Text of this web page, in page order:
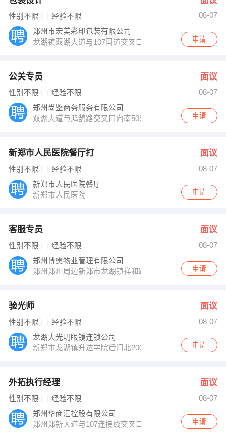
性别不限 经验不限
08-07
郑州市宏美彩印包装有限公司
龙湖镇双湖大道与107国道交叉口
申请
公关专员 面议
性别不限 经验不限
08-07
郑州尚鉴商务服务有限公司
双湖大道与鸿鹄路交叉口向南50米路西龙湖御景别墅
申请
新郑市人民医院餐厅打 面议
性别不限 经验不限
08-07
新郑市人民医院餐厅
新郑市人民医院
申请
客服专员 面议
性别不限 经验不限
08-07
郑州博奥物业管理有限公司
郑州郑州周边新郑市龙湖镇祥和路与湖滨路交叉口企业总
申请
验光师 面议
性别不限 经验不限
08-07
龙湖大光明眼镜连锁公司
新郑市龙湖镇升达学院后门北200米大光明眼镜
申请
外拓执行经理 面议
性别不限 经验不限
08-07
郑州华商汇控股有限公司
郑州郑新大道与107连接线交叉口
申请